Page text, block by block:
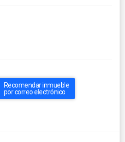
Recomendar inmueble
por correo electrónico